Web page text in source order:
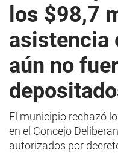
los $98,7
asistencia
aún no
El municipio rechazó
en el Concejo
autorizados por